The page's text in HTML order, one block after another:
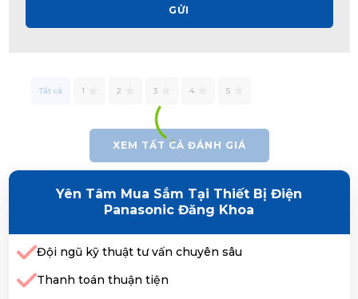
GỬI
Tất cả 1 2 3 4 5
XEM TẤT CẢ ĐÁNH GIÁ
Yên Tâm Mua Sắm Tại Thiết Bị Điện
Panasonic Đăng Khoa
Đội ngũ kỹ thuật tư vấn chuyên sâu
Thanh toán thuận tiện